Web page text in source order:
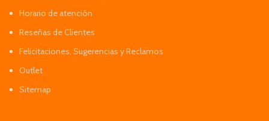
Horario de atención
Reseñas de Clientes
Felicitaciones, Sugerencias y Reclamos
Outlet
Sitemap